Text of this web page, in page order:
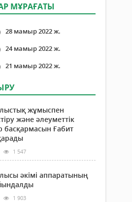
МҰРАҒАТЫ
28 мамыр 2022 ж.
24 мамыр 2022 ж.
21 мамыр 2022 ж.
жұмыспен
және әлеуметтік
басқармасын Ғабит
1 547
әкімі аппаратының
1 903